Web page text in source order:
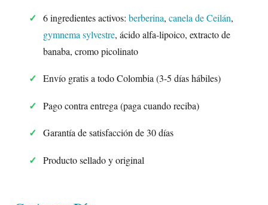
6 ingredientes activos: berberina, canela de Ceilán,
gymnema sylvestre, ácido alfa-lipoico, extracto de
banaba, cromo picolinato
Envío gratis a todo Colombia (3-5 días hábiles)
Pago contra entrega (paga cuando reciba)
Garantía de satisfacción de 30 días
Producto sellado y original